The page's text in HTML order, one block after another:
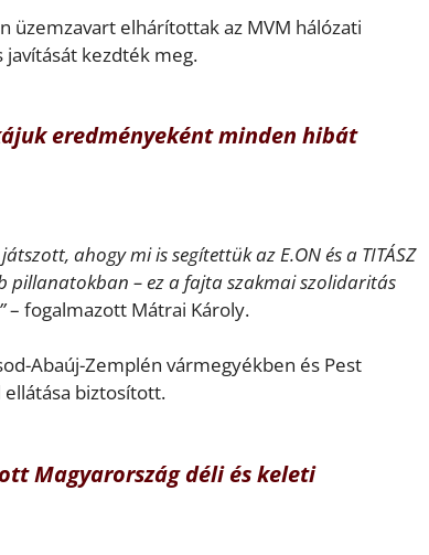
üzemzavart elhárítottak az MVM hálózati
javítását kezdték meg.
eredményeként minden hibát
ahogy mi is segítettük az E.ON és a TITÁSZ
pillanatokban – ez a fajta szakmai szolidaritás
– fogalmazott Mátrai Károly.
Abaúj-Zemplén vármegyékben és Pest
biztosított.
Magyarország déli és keleti